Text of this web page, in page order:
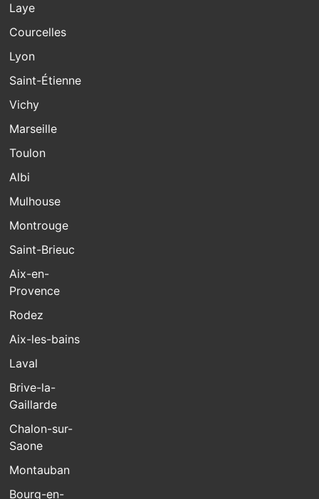
Laye
Courcelles
Lyon
Saint-Étienne
Vichy
Marseille
Toulon
Albi
Mulhouse
Montrouge
Saint-Brieuc
Aix-en-
Provence
Rodez
Aix-les-bains
Laval
Brive-la-
Gaillarde
Chalon-sur-
Saone
Montauban
Bourg-en-